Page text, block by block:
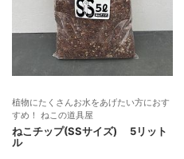
植物にたくさんお水をあげたい方におす
すめ！ ねこの道具屋
ねこチップ(SSサイズ) 5リット
ル